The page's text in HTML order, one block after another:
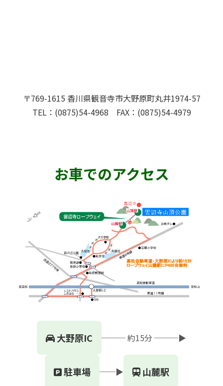
〒769-1615 香川県観音寺市大野原町丸井1974-57
TEL：(0875)54-4968 FAX：(0875)54-4979
お車でのアクセス
大野原IC ─── 約15分 ───▶
駐車場 ──▶ 山麓駅